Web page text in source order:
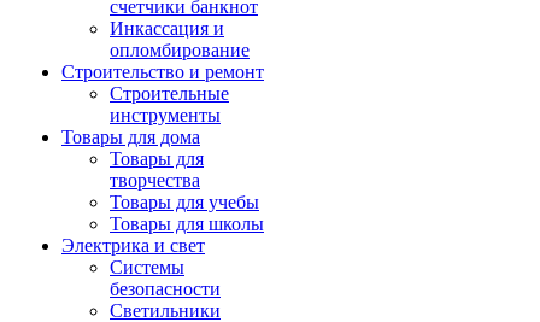
счетчики банкнот
Инкассация и
опломбирование
Строительство и ремонт
Строительные
инструменты
Товары для дома
Товары для
творчества
Товары для учебы
Товары для школы
Электрика и свет
Системы
безопасности
Светильники